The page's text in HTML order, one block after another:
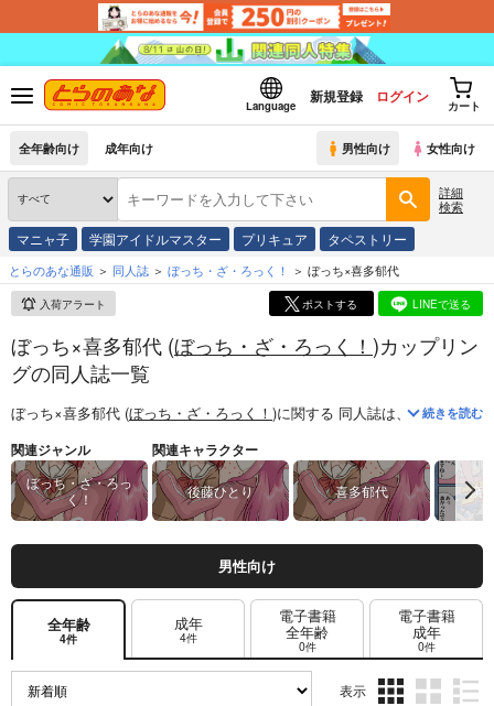
Language
新規登録 ログイン
カート
全年齢向け 成年向け 男性向け 女性向け
詳細
検索
マニャ子 学園アイドルマスター プリキュア タペストリー
とらのあな通販 同人誌 ぼっち・ざ・ろっく！ ぼっち×喜多郁代
入荷アラート ポストする LINEで送る
ぼっち×喜多郁代 (ぼっち・ざ・ろっく！ )カップリン
グの同人誌一覧
ぼっち×喜多郁代 (ぼっち・ざ・ろっく！ )に関する 同人誌は、4件お取り
続きを読む
関連ジャンル
ぼっち・ざ・ろっ
く！
関連キャラクター
後藤ひとり 喜多郁代 廣
男性向け
全年齢
4件
成年
4件
電子書籍
全年齢
0件
電子書籍
成年
0件
表示